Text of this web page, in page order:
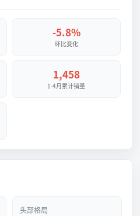
-5.8%
环比变化
1,458
1-4月累计销量
头部格局